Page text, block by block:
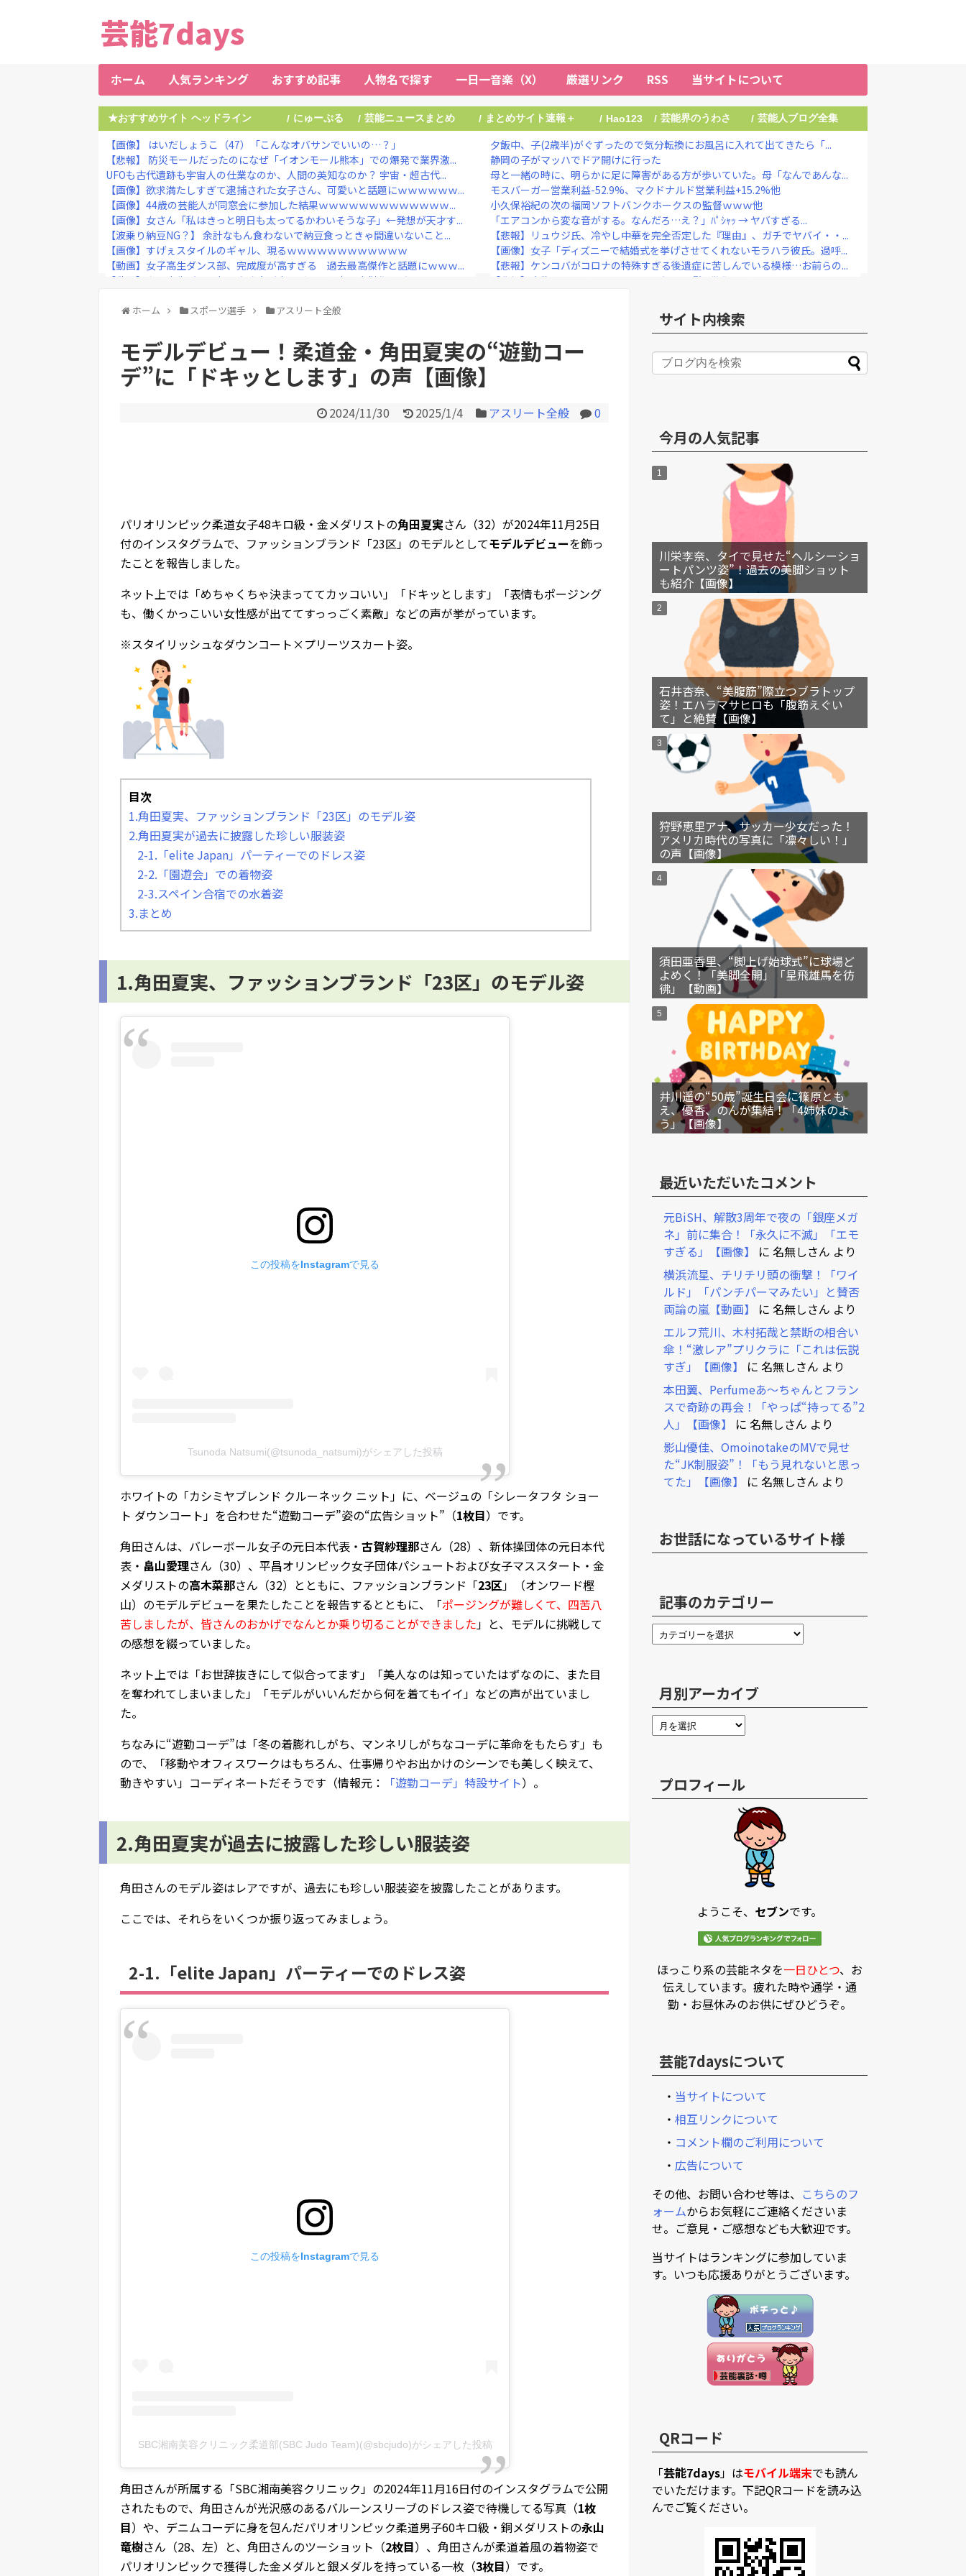
芸能7days
ホーム 人気ランキング おすすめ記事 人物名で探す 一日一音楽（X） 厳選リンク RSS 当サイトについて
★おすすめサイト ヘッドライン / にゅーぷる / 芸能ニュースまとめ / まとめサイト速報＋ / Hao123 / 芸能界のうわさ / 芸能人ブログ全集
【画像】 はいだしょうこ（47）「こんなオバサンでいいの…？」
【悲報】 防災モールだったのになぜ「イオンモール熊本」での爆発で業界激...
UFOも古代遺跡も宇宙人の仕業なのか、人間の英知なのか？ 宇宙・超古代...
【画像】欲求満たしすぎて逮捕された女子さん、可愛いと話題にｗｗｗｗｗｗ...
【画像】44歳の芸能人が同窓会に参加した結果ｗｗｗｗｗｗｗｗｗｗｗｗｗ...
【画像】女さん「私はきっと明日も太ってるかわいそうな子」←発想が天才す...
【波乗り納豆NG？】 余計なもん食わないで納豆食っときゃ間違いないこと...
【画像】すげぇスタイルのギャル、現るｗｗｗｗｗｗｗｗｗｗｗｗ
【動画】女子高生ダンス部、完成度が高すぎる 過去最高傑作と話題にｗｗｗ...
【動画】女子高生ダンス部、完成度が高すぎる 過去最高傑作と話題にｗｗｗ...
【悲報】みい山作者「居酒屋行くよりホスト初回の方が安くてチヤホヤされる...
Powered by livedoor 相互RSS
夕飯中、子(2歳半)がぐずったので気分転換にお風呂に入れて出てきたら「...
静岡の子がマッハでドア開けに行った
母と一緒の時に、明らかに足に障害がある方が歩いていた。母「なんであんな...
モスバーガー営業利益-52.9%、マクドナルド営業利益+15.2%他
小久保裕紀の次の福岡ソフトバンクホークスの監督ｗｗｗ他
「エアコンから変な音がする。なんだろ…え？」ﾊﾟｼｬｯ → ヤバすぎる...
【悲報】リュウジ氏、冷やし中華を完全否定した『理由』、ガチでヤバイ・・...
【画像】女子「ディズニーで結婚式を挙げさせてくれないモラハラ彼氏。過呼...
【悲報】ケンコバがコロナの特殊すぎる後遺症に苦しんでいる模様…お前らの...
【悲報】大物ミュージシャンSUGIZOさん、『爆弾発言』キタァアアアア...
鈴木紗理奈「旅行を考えていた方はやめずに、それが支援」 被災地・熊本へ...
ホーム スポーツ選手 アスリート全般
モデルデビュー！柔道金・角田夏実の“遊勤コー
デ”に「ドキッとします」の声【画像】
2024/11/30 2025/1/4 アスリート全般 0
パリオリンピック柔道女子48キロ級・金メダリストの角田夏実さん（32）が2024年11月25日
付のインスタグラムで、ファッションブランド「23区」のモデルとしてモデルデビューを飾っ
たことを報告しました。
ネット上では「めちゃくちゃ決まっててカッコいい」「ドキッとします」「表情もポージング
も、働くかっこいい女性感が出ててすっっごく素敵」などの声が挙がっています。
※スタイリッシュなダウンコート×プリーツスカート姿。
目次
1.角田夏実、ファッションブランド「23区」のモデル姿
2.角田夏実が過去に披露した珍しい服装姿
2-1.「elite Japan」パーティーでのドレス姿
2-2.「園遊会」での着物姿
2-3.スペイン合宿での水着姿
3.まとめ
1.角田夏実、ファッションブランド「23区」のモデル姿
この投稿をInstagramで見る
Tsunoda Natsumi(@tsunoda_natsumi)がシェアした投稿
ホワイトの「カシミヤブレンド クルーネック ニット」に、ベージュの「シレータフタ ショー
ト ダウンコート」を合わせた“遊勤コーデ”姿の“広告ショット”（1枚目）です。
角田さんは、バレーボール女子の元日本代表・ 古賀紗理那さん（28）、新体操団体の元日本代
表・ 畠山愛理さん（30）、平昌オリンピック女子団体パシュートおよび女子マススタート・金
メダリストの高木菜那さん（32）とともに、ファッションブランド「23区」（オンワード樫
山）のモデルデビューを果たしたことを報告するとともに、「ポージングが難しくて、四苦八
苦しましたが、皆さんのおかげでなんとか乗り切ることができました」と、モデルに挑戦して
の感想を綴っていました。
ネット上では「お世辞抜きにして似合ってます」「美人なのは知っていたはずなのに、また目
を奪われてしまいました」「モデルがいいんだから何を着てもイイ」などの声が出ていまし
た。
ちなみに“遊勤コーデ”は「冬の着膨れしがち、マンネリしがちなコーデに革命をもたらす」も
ので、「移動やオフィスワークはもちろん、仕事帰りやお出かけのシーンでも美しく映えて、
動きやすい」コーディネートだそうです（情報元：
「遊勤コーデ」特設サイト）。
2.角田夏実が過去に披露した珍しい服装姿
角田さんのモデル姿はレアですが、過去にも珍しい服装姿を披露したことがあります。
ここでは、それらをいくつか振り返ってみましょう。
2-1.「elite Japan」パーティーでのドレス姿
この投稿をInstagramで見る
SBC湘南美容クリニック柔道部(SBC Judo Team)(@sbcjudo)がシェアした投稿
角田さんが所属する「SBC湘南美容クリニック」の2024年11月16日付のインスタグラムで公開
されたもので、角田さんが光沢感のあるバルーンスリーブのドレス姿で待機してる写真（1枚
目）や、デニムコーデに身を包んだパリオリンピック柔道男子60キロ級・銅メダリストの永山
竜樹さん（28、左）と、角田さんのツーショット（2枚目）、角田さんが柔道着風の着物姿で
パリオリンピックで獲得した金メダルと銀メダルを持っている一枚（3枚目）です。
サイト内検索
今月の人気記事
川栄李奈、タイで見せた“ヘルシーショ
ートパンツ姿”！過去の美脚ショット
も紹介【画像】
石井杏奈、“美腹筋”際立つブラトップ
姿！エハラマサヒロも「腹筋えぐい
て」と絶賛【画像】
狩野恵里アナ、サッカー少女だった！
アメリカ時代の写真に「凛々しい！」
の声【画像】
須田亜香里、“脚上げ始球式”に球場ど
よめく！「美脚全開」「星飛雄馬を彷
彿」【動画】
井川遥の“50歳”誕生日会に篠原とも
え、優香、のんが集結！「4姉妹のよ
う」【画像】
最近いただいたコメント
元BiSH、解散3周年で夜の「銀座メガ
ネ」前に集合！「永久に不滅」「エモ
すぎる」【画像】
に 名無しさん より
横浜流星、チリチリ頭の衝撃！「ワイ
ルド」「パンチパーマみたい」と賛否
両論の嵐【動画】
に 名無しさん より
エルフ荒川、木村拓哉と禁断の相合い
傘！“激レア”プリクラに「これは伝説
すぎ」【画像】
に 名無しさん より
本田翼、Perfumeあ～ちゃんとフラン
スで奇跡の再会！「やっぱ“持ってる”2
人」【画像】
に 名無しさん より
影山優佳、OmoinotakeのMVで見せ
た“JK制服姿”！「もう見れないと思っ
てた」【画像】
に 名無しさん より
お世話になっているサイト様
記事のカテゴリー
月別アーカイブ
プロフィール
ようこそ、 セブンです。
ほっこり系の芸能ネタを一日ひとつ、お
伝えしています。疲れた時や通学・通
勤・お昼休みのお供にぜひどうぞ。
芸能7daysについて
・ 当サイトについて
・ 相互リンクについて
・ コメント欄のご利用について
・ 広告について
その他、お問い合わせ等は、 こちらのフ
ォームからお気軽にご連絡くださいま
せ。ご意見・ご感想なども大歓迎です。
当サイトはランキングに参加していま
す。いつも応援ありがとうございます。
QRコード
「芸能7days」はモバイル端末でも読ん
でいただけます。下記QRコードを読み込
んでご覧ください。